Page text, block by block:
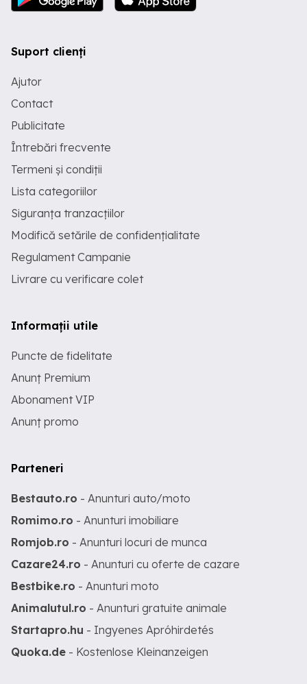
Suport clienți
Ajutor
Contact
Publicitate
Întrebări frecvente
Termeni și condiții
Lista categoriilor
Siguranța tranzacțiilor
Modifică setările de confidențialitate
Regulament Campanie
Livrare cu verificare colet
Informații utile
Puncte de fidelitate
Anunț Premium
Abonament VIP
Anunț promo
Parteneri
Bestauto.ro - Anunturi auto/moto
Romimo.ro - Anunturi imobiliare
Romjob.ro - Anunturi locuri de munca
Cazare24.ro - Anunturi cu oferte de cazare
Bestbike.ro - Anunturi moto
Animalutul.ro - Anunturi gratuite animale
Startapro.hu - Ingyenes Apróhirdetés
Quoka.de - Kostenlose Kleinanzeigen